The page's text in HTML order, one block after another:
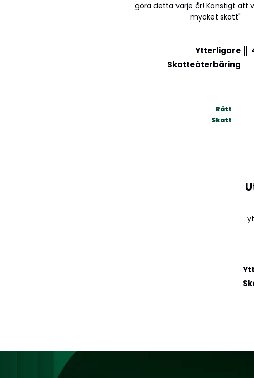
göra detta varje år! Konstigt att
mycket skatt"
Ytterligare
Skatteåterbäring
Rätt
Skatt